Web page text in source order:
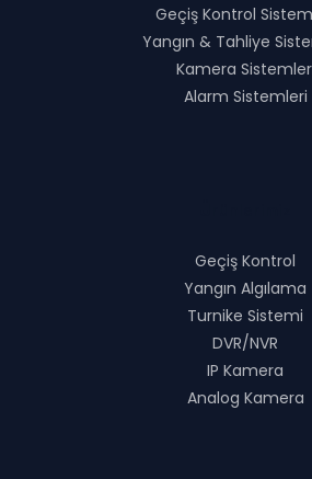
Geçiş Kontrol
Yangın & Tahliye
Kamera
Alarm Sistemleri
Geçiş Kontrol
Yangın Algılama
Turnike Sistemi
DVR/NVR
IP Kamera
Analog Kamera